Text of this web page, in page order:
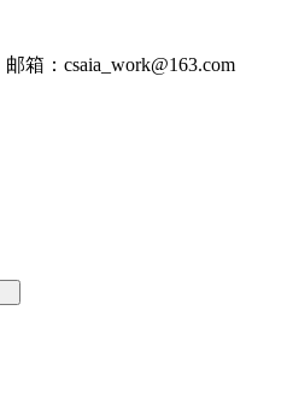
箱：csaia_work@163.com